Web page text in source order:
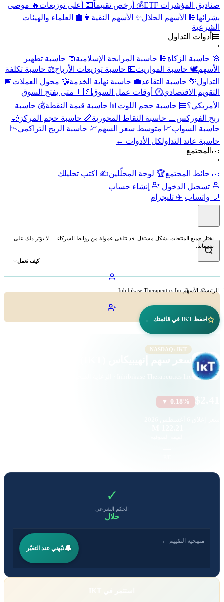
صناديق المؤشرات ETF
💰 أرخص تقييماً💵 أعلى توزيعات🔥 موصى
بشرائها🕌 الأسهم الحلال ✨ الأسهم النقية👨‍🏫 العلماء والهيئات
الشرعية
🧮أدوات التداول
🕌 حاسبة الزكاة🕌 حاسبة المرابحة الإسلامية🧼 حاسبة تطهير
الأسهم🕊️ حاسبة المواريث💵 حاسبة توزيعات الأرباح⚖️ حاسبة تكلفة
التداول 🌴 حاسبة التقاعد💼 حاسبة نهاية الخدمة💱 محول العملات📅
التقويم الاقتصادي🕐 أوقات عمل السوق
🇺🇸 متى يفتح السوق
الأمريكي؟🧮 حاسبة حجم اللوت📊 حاسبة قيمة النقطة💰 حاسبة
ربح الفوركس 📐 حاسبة النقاط المحورية📏 حاسبة حجم المركز 🌙
حاسبة السواب📈 متوسط سعر السهم💹 حاسبة الربح التراكمي 📉
حاسبة عائد التداولكل الأدوات ←
🧱المجتمع
🧱 حائط المجتمع🏆 لوحة المحلّلين✍️ اكتب تحليلك
تسجيل الدخول
إنشاء حساب
💬 واتساب ✈️ تليجرام
نختار جميع المنتجات بشكل مستقل. قد نتلقى عمولة من روابط الشركاء — لا يؤثر ذلك على
تقييماتنا.
كيف نعمل
الرئيسية الأسهم Inhibikase Therapeutics Inc
احفظ IKT في قائمتك ←
NASDAQ: IKT
سعر سهم إنهيبيكاس (IKT)
▼ 0.18%
✓
الحكم الشرعي
حلال
منهجية التقييم ←
🔔نبّهني عند التغيّر